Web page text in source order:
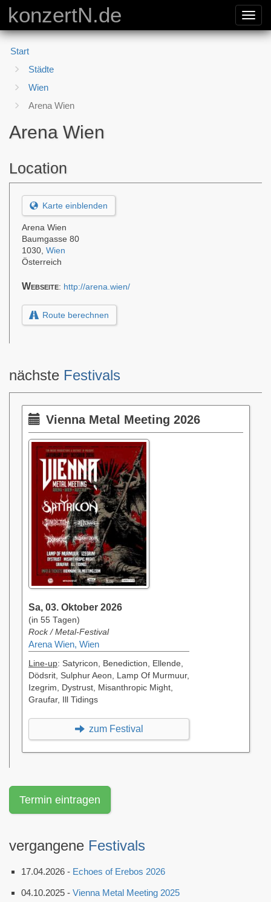
konzertN.de
Start
Städte
Wien
Arena Wien
Arena Wien
Location
Karte einblenden
Arena Wien
Baumgasse 80
1030, Wien
Österreich
Webseite: http://arena.wien/
Route berechnen
nächste Festivals
Vienna Metal Meeting 2026
Sa, 03. Oktober 2026
(in 55 Tagen)
Rock / Metal-Festival
Arena Wien, Wien
Line-up: Satyricon, Benediction, Ellende,
Dödsrit, Sulphur Aeon, Lamp Of Murmuur,
Izegrim, Dystrust, Misanthropic Might,
Graufar, Ill Tidings
zum Festival
Termin eintragen
vergangene Festivals
17.04.2026 - Echoes of Erebos 2026
04.10.2025 - Vienna Metal Meeting 2025